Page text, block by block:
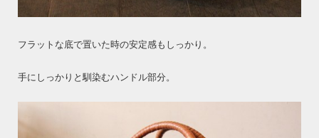
フラットな底で置いた時の安定感もしっかり。
手にしっかりと馴染むハンドル部分。